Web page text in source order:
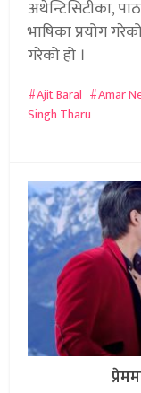
अथेन्टिसिटीका,
भाषिका प्रयोग
गरेको हो ।
Ajit Baral Amar
Singh Tharu